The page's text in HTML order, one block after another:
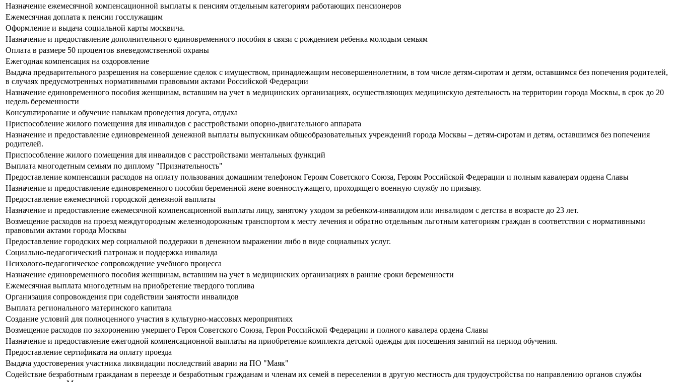
Назначение ежемесячной компенсационной выплаты к пенсиям отдельным категориям работающих пенсионеров
Ежемесячная доплата к пенсии госслужащим
Оформление и выдача социальной карты москвича.
Назначение и предоставление дополнительного единовременного пособия в связи с рождением ребенка молодым семьям
Оплата в размере 50 процентов вневедомственной охраны
Ежегодная компенсация на оздоровление
Выдача предварительного разрешения на совершение сделок с имуществом, принадлежащим несовершеннолетним, в том числе детям-сиротам и детям, оставшимся без попечения родителей,
в случаях предусмотренных нормативными правовыми актами Российской Федерации
Назначение единовременного пособия женщинам, вставшим на учет в медицинских организациях, осуществляющих медицинскую деятельность на территории города Москвы, в срок до 20
недель беременности
Консультирование и обучение навыкам проведения досуга, отдыха
Приспособление жилого помещения для инвалидов с расстройствами опорно-двигательного аппарата
Назначение и предоставление единовременной денежной выплаты выпускникам общеобразовательных учреждений города Москвы – детям-сиротам и детям, оставшимся без попечения
родителей.
Приспособление жилого помещения для инвалидов с расстройствами ментальных функций
Выплата многодетным семьям по диплому "Признательность"
Предоставление компенсации расходов на оплату пользования домашним телефоном Героям Советского Союза, Героям Российской Федерации и полным кавалерам ордена Славы
Назначение и предоставление единовременного пособия беременной жене военнослужащего, проходящего военную службу по призыву.
Предоставление ежемесячной городской денежной выплаты
Назначение и предоставление ежемесячной компенсационной выплаты лицу, занятому уходом за ребенком-инвалидом или инвалидом с детства в возрасте до 23 лет.
Возмещение расходов на проезд междугородным железнодорожным транспортом к месту лечения и обратно отдельным льготным категориям граждан в соответствии с нормативными
правовыми актами города Москвы
Предоставление городских мер социальной поддержки в денежном выражении либо в виде социальных услуг.
Социально-педагогический патронаж и поддержка инвалида
Психолого-педагогическое сопровождение учебного процесса
Назначение единовременного пособия женщинам, вставшим на учет в медицинских организациях в ранние сроки беременности
Ежемесячная выплата многодетным на приобретение твердого топлива
Организация сопровождения при содействии занятости инвалидов
Выплата регионального материнского капитала
Создание условий для полноценного участия в культурно-массовых мероприятиях
Возмещение расходов по захоронению умершего Героя Советского Союза, Героя Российской Федерации и полного кавалера ордена Славы
Назначение и предоставление ежегодной компенсационной выплаты на приобретение комплекта детской одежды для посещения занятий на период обучения.
Предоставление сертификата на оплату проезда
Выдача удостоверения участника ликвидации последствий аварии на ПО "Маяк"
Содействие безработным гражданам в переезде и безработным гражданам и членам их семей в переселении в другую местность для трудоустройства по направлению органов службы